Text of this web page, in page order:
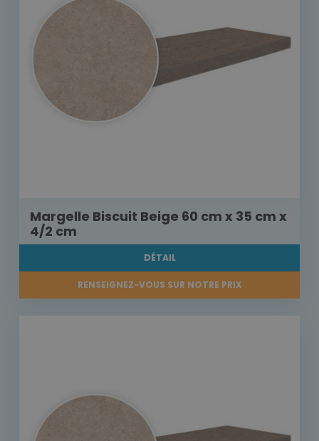
Margelle Biscuit Beige 60 cm x 35 cm x
4/2 cm
DÉTAIL
RENSEIGNEZ-VOUS SUR NOTRE PRIX